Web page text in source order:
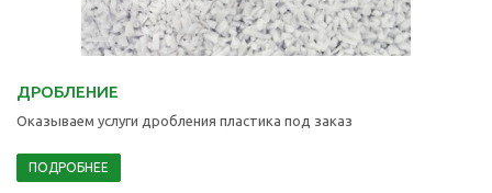
ДРОБЛЕНИЕ
Оказываем услуги дробления пластика под заказ
ПОДРОБНЕЕ